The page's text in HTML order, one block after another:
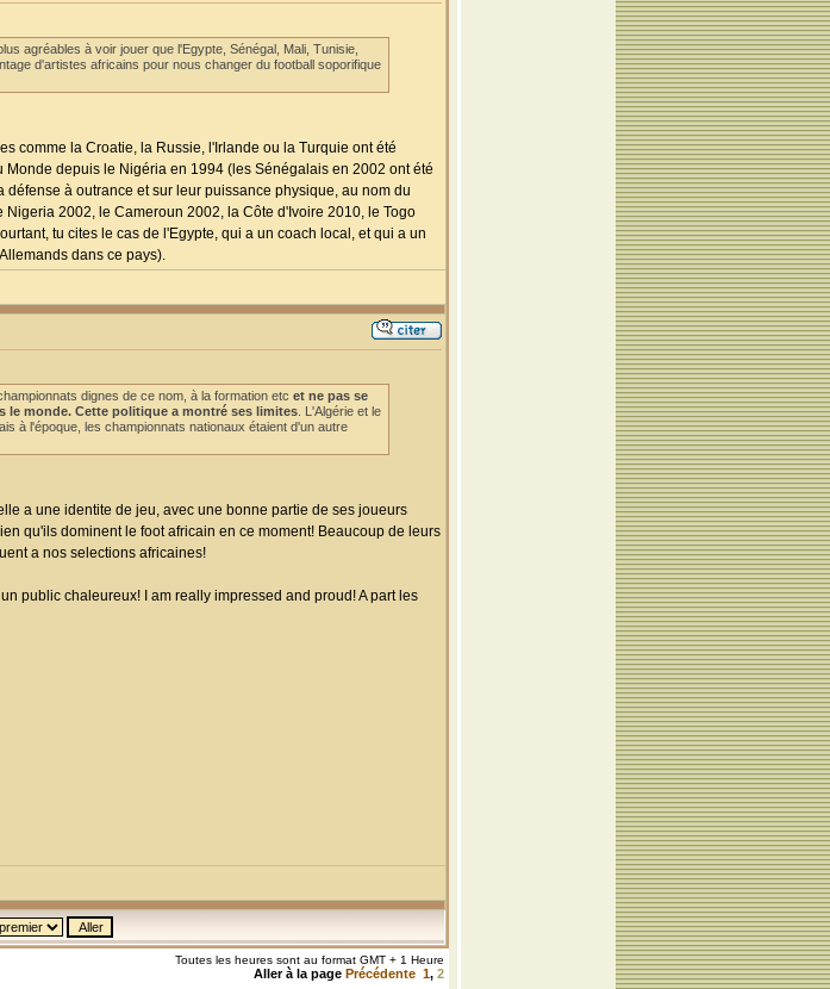
agréables à voir jouer que l'Egypte, Sénégal, Mali, Tunisie,
d'artistes africains pour nous changer du football soporifique
comme la Croatie, la Russie, l'Irlande ou la Turquie ont été
depuis le Nigéria en 1994 (les Sénégalais en 2002 ont été
à outrance et sur leur puissance physique, au nom du
2002, le Cameroun 2002, la Côte d'Ivoire 2010, le Togo
tu cites le cas de l'Egypte, qui a un coach local, et qui a un
dans ce pays).
dignes de ce nom, à la formation etc et ne pas se
le monde. Cette politique a montré ses limites . L'Algérie et le
à l'époque, les championnats nationaux étaient d'un autre
a une identite de jeu, avec une bonne partie de ses joueurs
qu'ils dominent le foot africain en ce moment! Beaucoup de leurs
a nos selections africaines!
public chaleureux! I am really impressed and proud! A part les
Toutes les heures sont au format GMT + 1 Heure
Aller à la page Précédente 1, 2